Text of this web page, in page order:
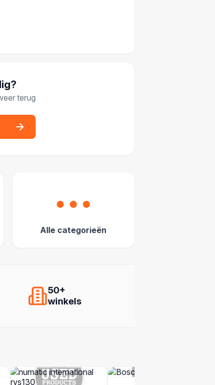
terug
Alle categorieën
50+
winkels